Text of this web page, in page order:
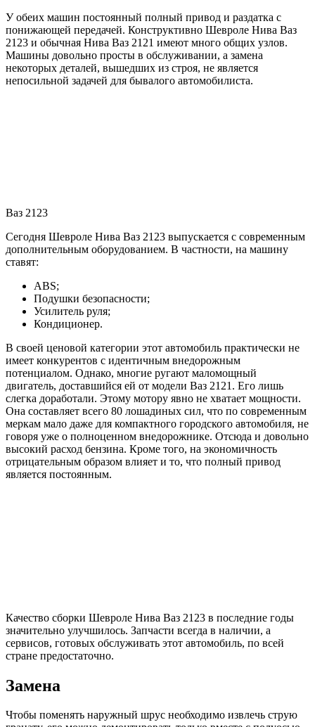
У обеих машин постоянный полный привод и раздатка с
понижающей передачей. Конструктивно Шевроле Нива Ваз
2123 и обычная Нива Ваз 2121 имеют много общих узлов.
Машины довольно просты в обслуживании, а замена
некоторых деталей, вышедших из строя, не является
непосильной задачей для бывалого автомобилиста.
Ваз 2123
Сегодня Шевроле Нива Ваз 2123 выпускается с современным
дополнительным оборудованием. В частности, на машину
ставят:
ABS;
Подушки безопасности;
Усилитель руля;
Кондиционер.
В своей ценовой категории этот автомобиль практически не
имеет конкурентов с идентичным внедорожным
потенциалом. Однако, многие ругают маломощный
двигатель, доставшийся ей от модели Ваз 2121. Его лишь
слегка доработали. Этому мотору явно не хватает мощности.
Она составляет всего 80 лошадиных сил, что по современным
меркам мало даже для компактного городского автомобиля, не
говоря уже о полноценном внедорожнике. Отсюда и довольно
высокий расход бензина. Кроме того, на экономичность
отрицательным образом влияет и то, что полный привод
является постоянным.
Качество сборки Шевроле Нива Ваз 2123 в последние годы
значительно улучшилось. Запчасти всегда в наличии, а
сервисов, готовых обслуживать этот автомобиль, по всей
стране предостаточно.
Замена
Чтобы поменять наружный шрус необходимо извлечь струю